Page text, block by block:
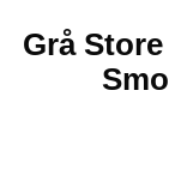
Grå
Køb dette